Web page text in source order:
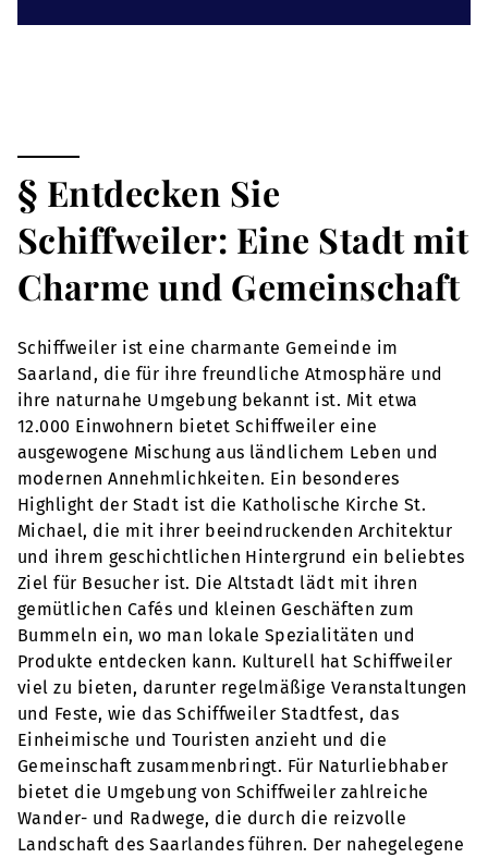
§ Entdecken Sie
Schiffweiler: Eine Stadt mit
Charme und Gemeinschaft
Schiffweiler ist eine charmante Gemeinde im
Saarland, die für ihre freundliche Atmosphäre und
ihre naturnahe Umgebung bekannt ist. Mit etwa
12.000 Einwohnern bietet Schiffweiler eine
ausgewogene Mischung aus ländlichem Leben und
modernen Annehmlichkeiten. Ein besonderes
Highlight der Stadt ist die Katholische Kirche St.
Michael, die mit ihrer beeindruckenden Architektur
und ihrem geschichtlichen Hintergrund ein beliebtes
Ziel für Besucher ist. Die Altstadt lädt mit ihren
gemütlichen Cafés und kleinen Geschäften zum
Bummeln ein, wo man lokale Spezialitäten und
Produkte entdecken kann. Kulturell hat Schiffweiler
viel zu bieten, darunter regelmäßige Veranstaltungen
und Feste, wie das Schiffweiler Stadtfest, das
Einheimische und Touristen anzieht und die
Gemeinschaft zusammenbringt. Für Naturliebhaber
bietet die Umgebung von Schiffweiler zahlreiche
Wander- und Radwege, die durch die reizvolle
Landschaft des Saarlandes führen. Der nahegelegene